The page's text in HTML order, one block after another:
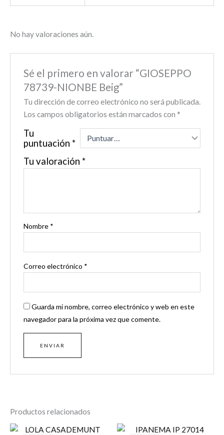
No hay valoraciones aún.
Sé el primero en valorar “GIOSEPPO
78739-NIONBE Beig”
Tu dirección de correo electrónico no será publicada.
Los campos obligatorios están marcados con *
Tu
puntuación *
Tu valoración *
Nombre *
Correo electrónico *
Guarda mi nombre, correo electrónico y web en este
navegador para la próxima vez que comente.
Productos relacionados
El
El
El
El